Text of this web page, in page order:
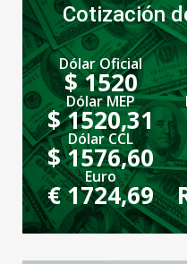
Cotización
Dólar Oficial
$ 1520
Dólar MEP
$ 1520,31
Dólar CCL
$ 1576,60
Euro
€ 1724,69